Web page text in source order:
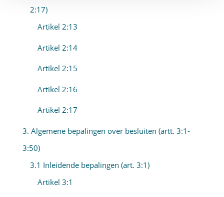
2:17)
Artikel 2:13
Artikel 2:14
Artikel 2:15
Artikel 2:16
Artikel 2:17
3. Algemene bepalingen over besluiten (artt. 3:1-
3:50)
3.1 Inleidende bepalingen (art. 3:1)
Artikel 3:1